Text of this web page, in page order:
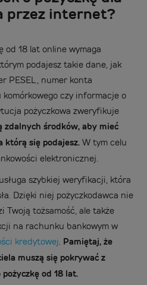
przez internet?
od 18 lat online wymaga
podajesz takie dane, jak
PESEL, numer konta
czy informacje o
pożyczkowa zweryfikuje
zdalnych środków, aby mieć
którą się podajesz. W tym celu
elektronicznej.
szybkiej weryfikacji, która
Dzięki niej pożyczkodawca nie
tożsamość, ale także
na rachunku bankowym w
kredytowej. Pamiętaj, że
muszą się pokrywać z
od 18 lat.